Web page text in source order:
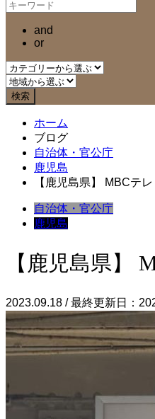
and
or
ホーム
ブログ
自治体・官公庁
鹿児島
【鹿児島県】 MBCテ
自治体・官公庁
鹿児島
【鹿児島県】
2023.09.18 / 最終更新日：